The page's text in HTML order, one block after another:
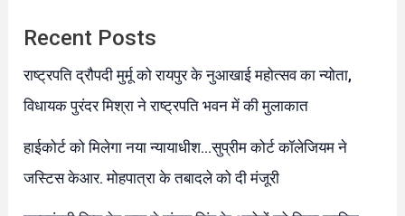
Recent Posts
राष्ट्रपति द्रौपदी मुर्मू को रायपुर के नुआखाई महोत्सव का न्योता,
विधायक पुरंदर मिश्रा ने राष्ट्रपति भवन में की मुलाकात
हाईकोर्ट को मिलेगा नया न्यायाधीश…सुप्रीम कोर्ट कॉलेजियम ने
जस्टिस केआर. मोहपात्रा के तबादले को दी मंजूरी